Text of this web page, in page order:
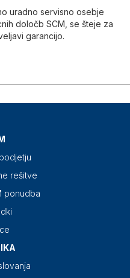
uradno servisno osebje
določb SCM, se šteje za
garancijo.
rešitve
ponudba